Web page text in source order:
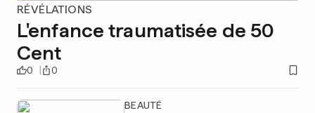
RÉVÉLATIONS
L'enfance traumatisée de 50
Cent
0 0
BEAUTÉ